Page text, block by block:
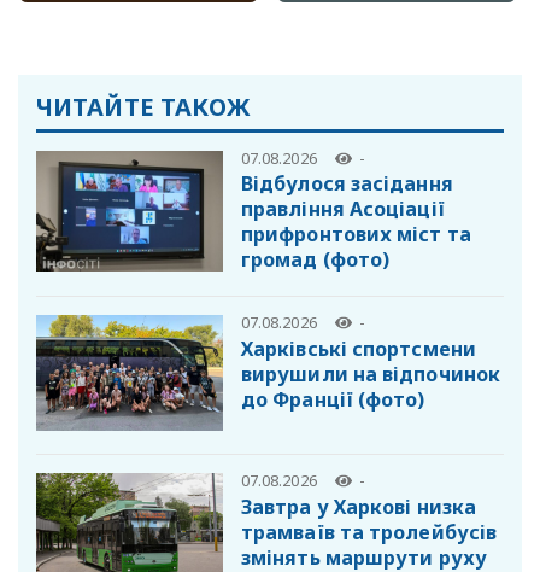
ЧИТАЙТЕ ТАКОЖ
07.08.2026 -
Відбулося засідання
правління Асоціації
прифронтових міст та
громад (фото)
07.08.2026 -
Харківські спортсмени
вирушили на відпочинок
до Франції (фото)
07.08.2026 -
Завтра у Харкові низка
трамваїв та тролейбусів
змінять маршрути руху